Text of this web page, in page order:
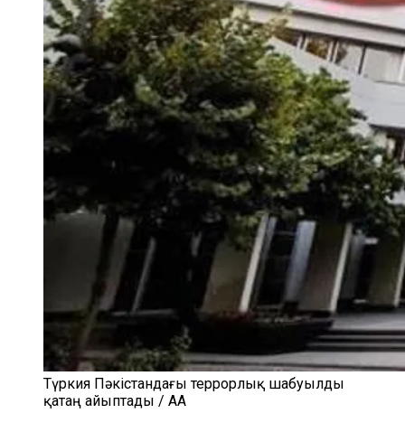
Түркия Пәкістандағы террорлық шабуылды
қатаң айыптады / AA